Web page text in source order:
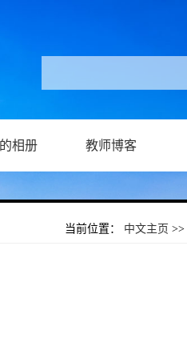
相册 教师博客
当前位置： 中文主页 >>